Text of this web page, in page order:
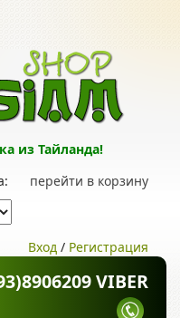
из Тайланда!
перейти в корзину
Вход / Регистрация
VIBER